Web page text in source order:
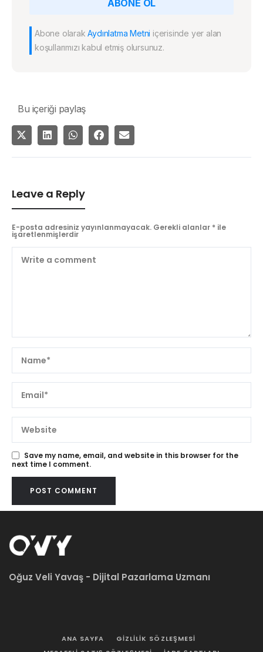
ABONE OL
Abone olarakAydınlatma Metni içerisinde yer alan
koşullarımızı kabul etmiş olursunuz.
Bu içeriği paylaş
Leave a Reply
E-posta adresiniz yayınlanmayacak. Gerekli alanlar * ile
işaretlenmişlerdir
Save my name, email, and website in this browser for the
next time I comment.
Oğuz Veli Yavaş - Dijital Pazarlama Uzmanı
ANA SAYFA
GIZLILIK SÖZLEŞMESI